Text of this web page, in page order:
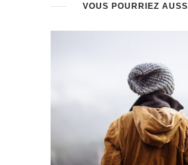
VOUS POURRIEZ